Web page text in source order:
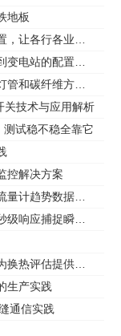
地板
关技术与应用解析
测试稳不稳全靠它
控解决方案
生产实践
通信实践